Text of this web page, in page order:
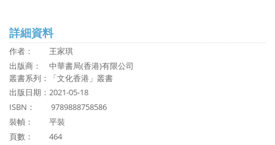
詳細資料
作者： 王家琪
出版商： 中華書局(香港)有限公司
叢書系列：「文化香港」叢書
出版日期：2021-05-18
ISBN： 9789888758586
裝幀： 平裝
頁數： 464